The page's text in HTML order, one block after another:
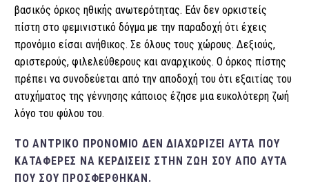
βασικός όρκος ηθικής ανωτερότητας. Εάν δεν ορκιστείς
πίστη στο φεμινιστικό δόγμα με την παραδοχή ότι έχεις
προνόμιο είσαι ανήθικος. Σε όλους τους χώρους. Δεξιούς,
αριστερούς, φιλελεύθερους και αναρχικούς. Ο όρκος πίστης
πρέπει να συνοδεύεται από την αποδοχή του ότι εξαιτίας του
ατυχήματος της γέννησης κάποιος έζησε μια ευκολότερη ζωή
λόγο του φύλου του.
ΤΟ ΑΝΤΡΙΚΌ ΠΡΟΝΌΜΙΟ ΔΕΝ ΔΙΑΧΩΡΊΖΕΙ ΑΥΤΆ ΠΟΥ
ΚΑΤΆΦΕΡΕΣ ΝΑ ΚΕΡΔΊΣΕΙΣ ΣΤΗΝ ΖΩΉ ΣΟΥ ΑΠΌ ΑΥΤΆ
ΠΟΥ ΣΟΥ ΠΡΟΣΦΈΡΘΗΚΑΝ.